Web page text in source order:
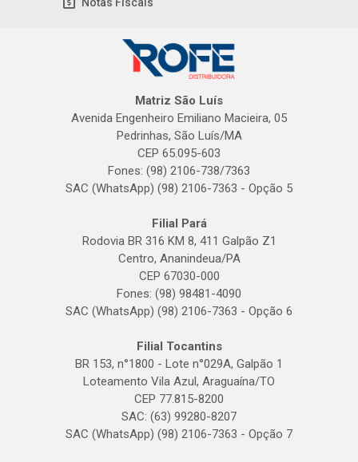
Notas Fiscais
Matriz São Luís
Avenida Engenheiro Emiliano Macieira, 05
Pedrinhas, São Luís/MA
CEP 65.095-603
Fones: (98) 2106-738/7363
SAC (WhatsApp) (98) 2106-7363 - Opção 5
Filial Pará
Rodovia BR 316 KM 8, 411 Galpão Z1
Centro, Ananindeua/PA
CEP 67030-000
Fones: (98) 98481-4090
SAC (WhatsApp) (98) 2106-7363 - Opção 6
Filial Tocantins
BR 153, n°1800 - Lote n°029A, Galpão 1
Loteamento Vila Azul, Araguaína/TO
CEP 77.815-8200
SAC: (63) 99280-8207
SAC (WhatsApp) (98) 2106-7363 - Opção 7